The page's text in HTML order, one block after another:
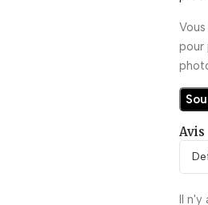
Avis
Il n'y
pour